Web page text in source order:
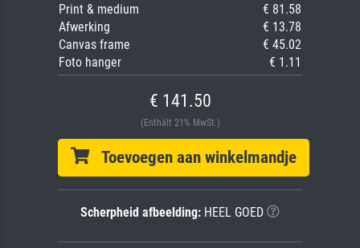
Print & medium
€ 81.58
Afwerking
€ 13.78
Canvas frame
€ 45.02
Foto hanger
€ 1.11
€ 141.50
(Enthält 21% MwSt.)
Toevoegen aan winkelmandje
Scherpheid afbeelding: HEEL GOED